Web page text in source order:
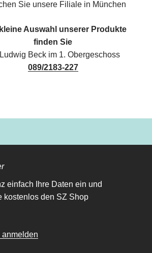
Sie unsere Filiale in München
Auswahl unserer Produkte
finden Sie
Beck im 1. Obergeschoss
089/2183-227
einfach Ihre Daten ein und
kostenlos den SZ Shop
anmelden